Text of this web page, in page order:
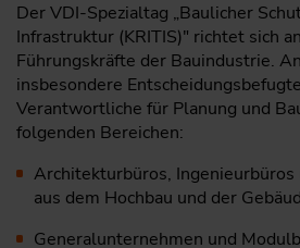
Der VDI-Spezialtag „Baulicher
Infrastruktur (KRITIS)" richtet sich
Führungskräfte der Bauindustrie.
insbesondere
Verantwortliche für Planung und
folgenden Bereichen:
Architekturbüros,
aus dem Hochbau und der
Generalunternehmen und